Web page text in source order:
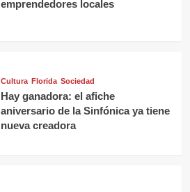
emprendedores locales
Cultura Florida Sociedad
Hay ganadora: el afiche
aniversario de la Sinfónica ya tiene
nueva creadora